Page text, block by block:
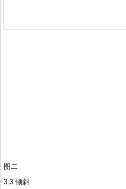
图二
3.3 倾斜